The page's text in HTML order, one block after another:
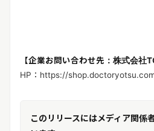
【企業お問い合わせ先：株式会社
HP：https://
このリリースにはメディア関係